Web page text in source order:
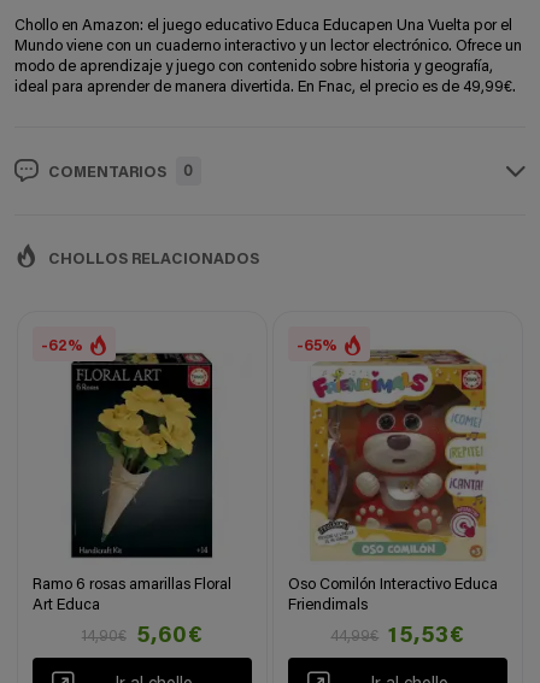
Chollo en Amazon: el juego educativo Educa Educapen Una Vuelta por el
Mundo viene con un cuaderno interactivo y un lector electrónico. Ofrece un
modo de aprendizaje y juego con contenido sobre historia y geografía,
ideal para aprender de manera divertida. En Fnac, el precio es de 49,99€.
COMENTARIOS 0
CHOLLOS RELACIONADOS
-62%
Ramo 6 rosas amarillas Floral
Art Educa
14,90€
5,60€
-65%
Oso Comilón Interactivo Educa
Friendimals
44,99€
15,53€